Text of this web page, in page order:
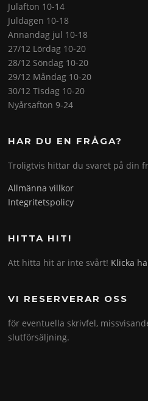
Julafton 10-14
Juldagen 10-18
Annandag jul 10-18
27/12 Lördag 10-20
28/12 Söndag 10-20
29/12 Måndag 10-20
30/12 Tisdag 10-20
Nyårsafton 9-24
HAR DU EN FRÅGA?
Troligtvis hittar du svaret på din
Allmänna villkor
Integritetspolicy
HITTA HIT!
Att hitta hit är inte svårt! Klicka
VI RESERVERAR OSS
för eventuella skrivfel,
slutförsäljning.